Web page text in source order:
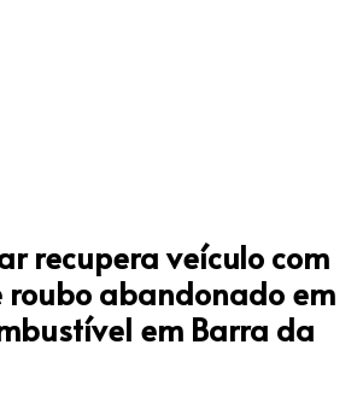
recupera veículo com
roubo abandonado em
em Barra da